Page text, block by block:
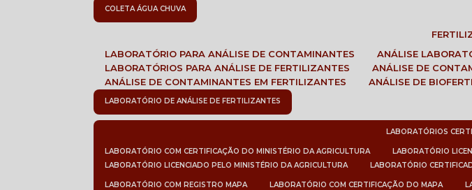
COLETA ÁGUA CHUVA
LABORATÓRIO PARA ANÁLISE DE CONTAMINANTES
ANÁLISE
LABORATÓRIOS PARA ANÁLISE DE FERTILIZANTES
ANÁLISE DE
ANÁLISE DE CONTAMINANTES EM FERTILIZANTES
ANÁLISE DE
LABORATÓRIO DE ANÁLISE DE FERTILIZANTES
LABORATÓRIOS
LABORATÓRIO COM CERTIFICAÇÃO DO MINISTÉRIO DA AGRICULTURA LABORATÓRIO
LABORATÓRIO LICENCIADO PELO MINISTÉRIO DA AGRICULTURA
LABORATÓRIO
LABORATÓRIO COM REGISTRO MAPA LABORATÓRIO COM CERTIFICAÇÃO DO MAPA